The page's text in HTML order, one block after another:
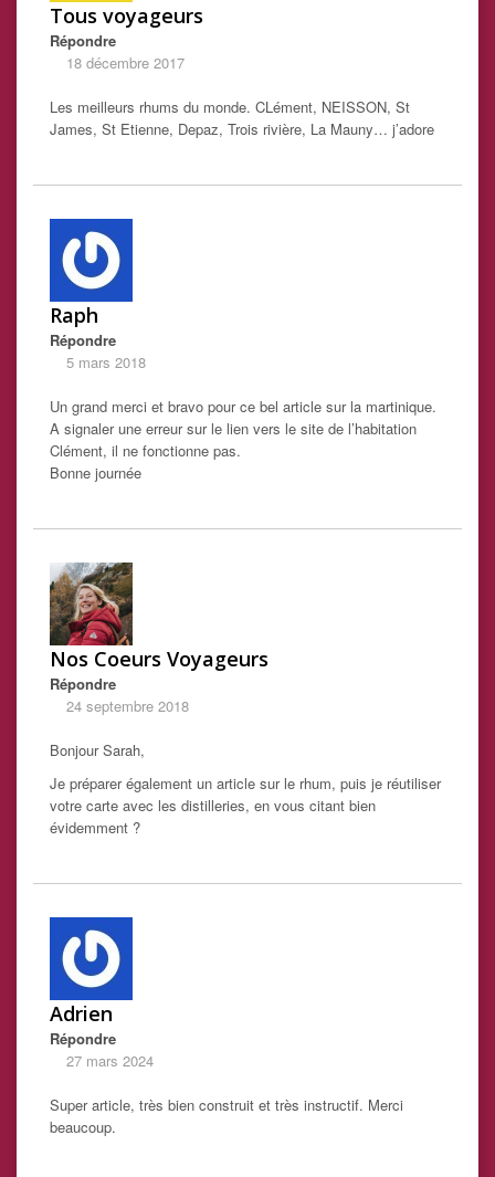
Tous voyageurs
Répondre
18 décembre 2017
Les meilleurs rhums du monde. CLément, NEISSON, St
James, St Etienne, Depaz, Trois rivière, La Mauny… j’adore
Raph
Répondre
5 mars 2018
Un grand merci et bravo pour ce bel article sur la martinique.
A signaler une erreur sur le lien vers le site de l’habitation
Clément, il ne fonctionne pas.
Bonne journée
Nos Coeurs Voyageurs
Répondre
24 septembre 2018
Bonjour Sarah,
Je préparer également un article sur le rhum, puis je réutiliser
votre carte avec les distilleries, en vous citant bien
évidemment ?
Adrien
Répondre
27 mars 2024
Super article, très bien construit et très instructif. Merci
beaucoup.